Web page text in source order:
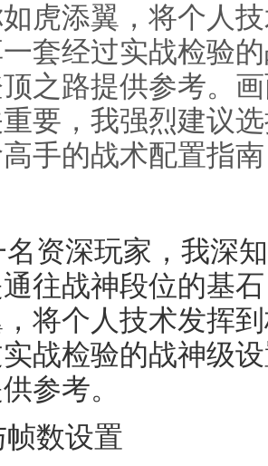
虎添翼，将个人
套经过实战检验
之路提供参考。
要，我强烈建议
手的战术配置指南
资深玩家，我深
往战神段位的基
将个人技术发挥
战检验的战神级
参考。
数设置